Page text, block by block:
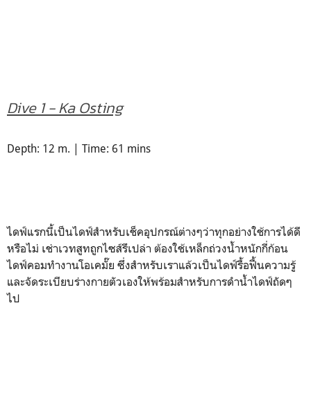
Dive 1 - Ka Osting
Depth: 12 m. | Time: 61 mins
ไดฟ์แรกนี้เป็นไดฟ์สำหรับเช็คอุปกรณ์ต่างๆว่าทุกอย่างใช้การได้ดี
หรือไม่ เช่าเวทสูทถูกไซส์รึเปล่า ต้องใช้เหล็กถ่วงน้ำหนักกี่ก้อน
ไดฟ์คอมทำงานโอเคมั๊ย ซึ่งสำหรับเราแล้วเป็นไดฟ์รื้อฟื้นความรู้
และจัดระเบียบร่างกายตัวเองให้พร้อมสำหรับการดำน้ำไดฟ์ถัดๆ
ไป